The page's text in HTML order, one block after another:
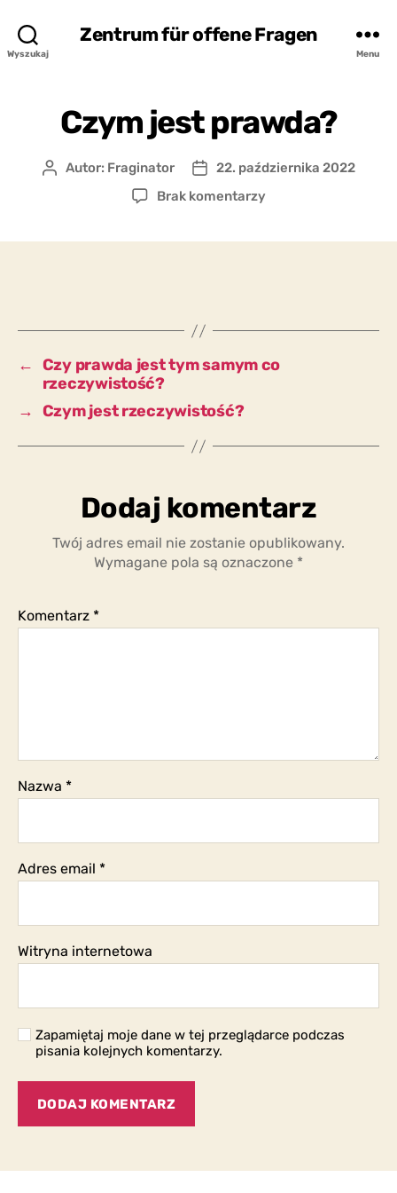
Wyszukaj
Zentrum für offene Fragen
Menu
Czym jest prawda?
AutorAutor: Fraginator
Data
wpisu
22. października 2022
Brak komentarzydo
← Czy prawda jest tym samym co
rzeczywistość?
→ Czym jest rzeczywistość?
Dodaj komentarz
Twój adres email nie zostanie opublikowany.
Wymagane pola są oznaczone *
Komentarz *
Nazwa *
Adres email *
Witryna internetowa
Zapamiętaj moje dane w tej przeglądarce podczas
pisania kolejnych komentarzy.